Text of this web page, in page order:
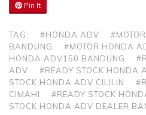
Pin It
TAG: #HONDA ADV
BANDUNG
#MOTOR HONDA
HONDA ADV150 BANDUNG
ADV
#READY STOCK HONDA
STOCK HONDA ADV CILILIN
CIMAHI
#READY STOCK
STOCK HONDA ADV DEALER